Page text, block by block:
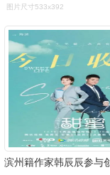
图片尺寸533x392